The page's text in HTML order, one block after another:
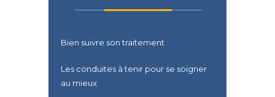
Bien suivre son traitement
Les conduites à tenir pour se soigner
au mieux